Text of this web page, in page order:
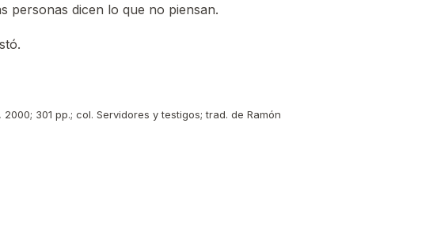
personas dicen lo que no piensan.
301 pp.; col. Servidores y testigos; trad. de Ramón